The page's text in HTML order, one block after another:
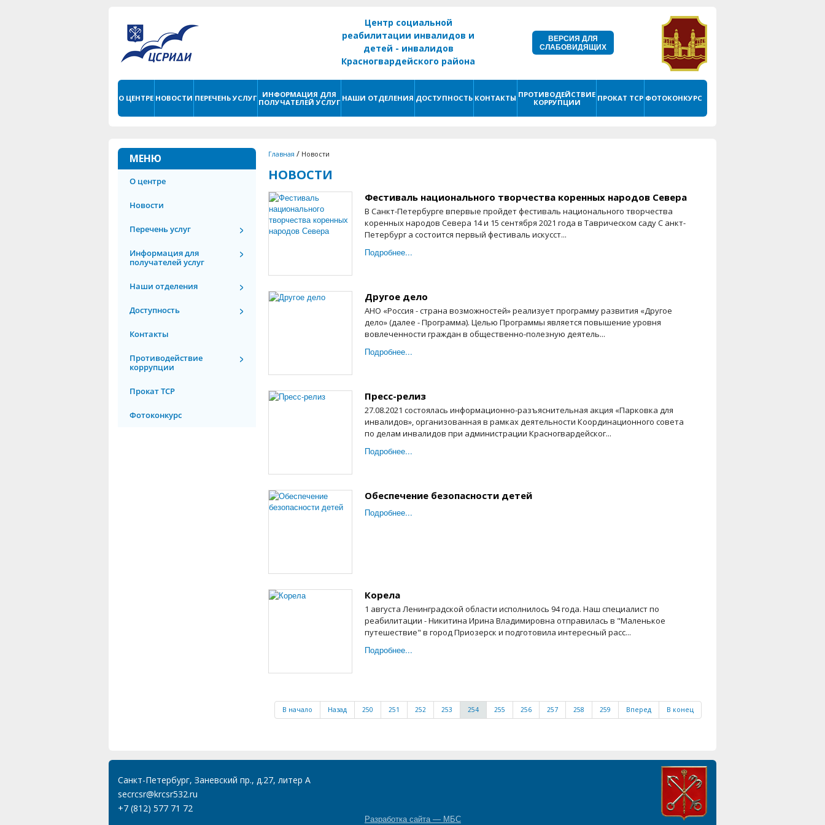
Центр социальной
реабилитации инвалидов и
детей - инвалидов
Красногвардейского района
ВЕРСИЯ ДЛЯ
СЛАБОВИДЯЩИХ
О ЦЕНТРЕ НОВОСТИ ПЕРЕЧЕНЬ УСЛУГ
ИНФОРМАЦИЯ ДЛЯ
ПОЛУЧАТЕЛЕЙ УСЛУГ НАШИ ОТДЕЛЕНИЯ ДОСТУПНОСТЬ КОНТАКТЫ ПРОТИВОДЕЙСТВИЕ
КОРРУПЦИИ
ПРОКАТ ТСР ФОТОКОНКУРС
МЕНЮ
О центре
Новости
Перечень услуг
Информация для
получателей услуг
Наши отделения
Доступность
Контакты
Противодействие
коррупции
Прокат ТСР
Фотоконкурс
Главная / Новости
НОВОСТИ
Фестиваль национального творчества коренных народов Севера
В Санкт-Петербурге впервые пройдет фестиваль национального творчества
коренных народов Севера 14 и 15 сентября 2021 года в Таврическом саду С анкт-
Петербург а состоится первый фестиваль искусст...
Подробнее...
Другое дело
АНО «Россия - страна возможностей» реализует программу развития «Другое
дело» (далее - Программа). Целью Программы является повышение уровня
вовлеченности граждан в общественно-полезную деятель...
Подробнее...
Пресс-релиз
27.08.2021 состоялась информационно-разъяснительная акция «Парковка для
инвалидов», организованная в рамках деятельности Координационного совета
по делам инвалидов при администрации Красногвардейског...
Подробнее...
Обеспечение безопасности детей
Подробнее...
Корела
1 августа Ленинградской области исполнилось 94 года. Наш специалист по
реабилитации - Никитина Ирина Владимировна отправилась в "Маленькое
путешествие" в город Приозерск и подготовила интересный расс...
Подробнее...
В начало Назад 250 251 252 253 254 255 256 257 258 259 Вперед В конец
Санкт-Петербург, Заневский пр., д.27, литер А
secrcsr@krcsr532.ru
+7 (812) 577 71 72
Разработка сайта — МБС